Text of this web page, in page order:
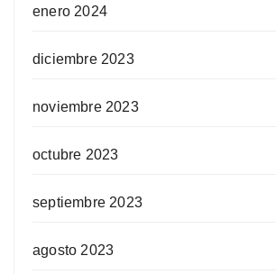
enero 2024
diciembre 2023
noviembre 2023
octubre 2023
septiembre 2023
agosto 2023